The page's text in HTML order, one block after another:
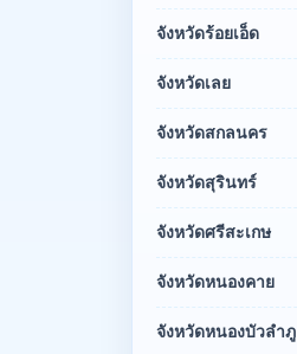
จังหวัดร้อยเอ็ด
จังหวัดเลย
จังหวัดสกลนคร
จังหวัดสุรินทร์
จังหวัดศรีสะเกษ
จังหวัดหนองคาย
จังหวัดหนองบัวลำภู